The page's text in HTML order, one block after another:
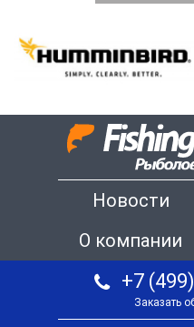
Новости
О компании
+7
Заказать